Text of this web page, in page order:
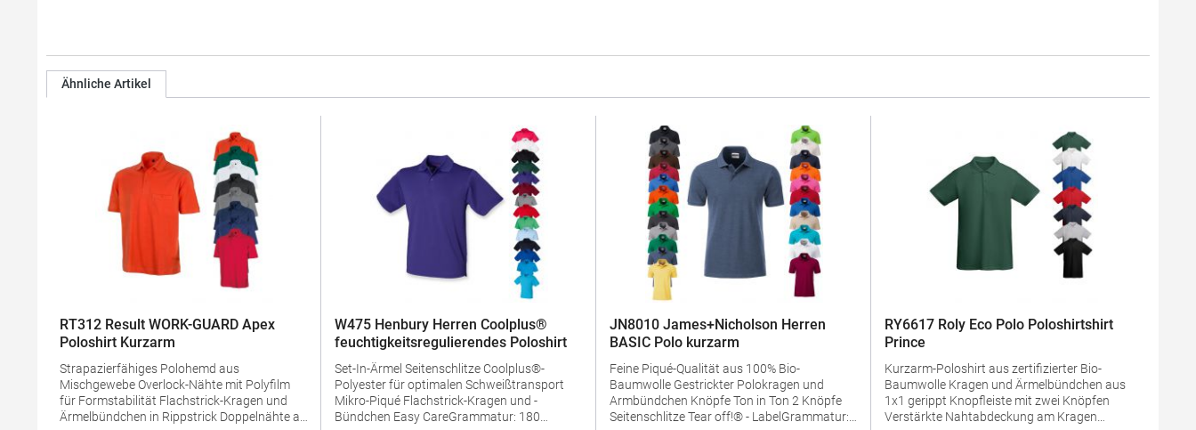
Ähnliche Artikel
RT312 Result WORK-GUARD Apex
Poloshirt Kurzarm
Strapazierfähiges Polohemd aus
Mischgewebe Overlock-Nähte mit Polyfilm
für Formstabilität Flachstrick-Kragen und
Ärmelbündchen in Rippstrick Doppelnähte an
W475 Henbury Herren Coolplus®
feuchtigkeitsregulierendes Poloshirt
Set-In-Ärmel Seitenschlitze Coolplus®-
Polyester für optimalen Schweißtransport
Mikro-Piqué Flachstrick-Kragen und -
Bündchen Easy CareGrammatur: 180
JN8010 James+Nicholson Herren
BASIC Polo kurzarm
Feine Piqué-Qualität aus 100% Bio-
Baumwolle Gestrickter Polokragen und
Armbündchen Knöpfe Ton in Ton 2 Knöpfe
Seitenschlitze Tear off!® - LabelGrammatur:
RY6617 Roly Eco Polo Poloshirtshirt
Prince
Kurzarm-Poloshirt aus zertifizierter Bio-
Baumwolle Kragen und Ärmelbündchen aus
1x1 gerippt Knopfleiste mit zwei Knöpfen
Verstärkte Nahtabdeckung am Kragen